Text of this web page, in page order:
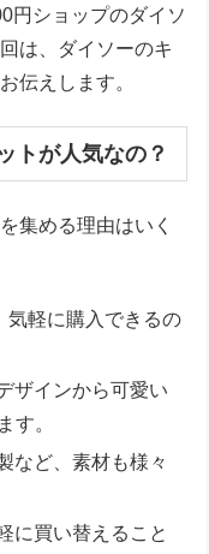
円ショップのダイソ
は、ダイソーのキ
伝えします。
トが人気なの？
集める理由はいく
気軽に購入できるの
ザインから可愛い
す。
など、素材も様々
に買い替えること